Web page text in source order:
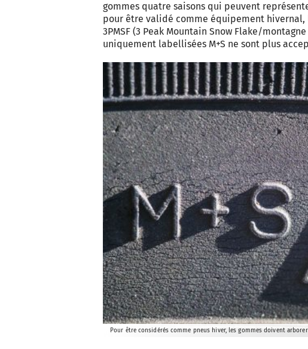
gommes quatre saisons qui peuvent
pour être validé comme équipement
3PMSF (3 Peak Mountain Snow Flake/
uniquement labellisées M+S ne sont plus
Pour être considérés comme pneus hiver, les gommes doivent